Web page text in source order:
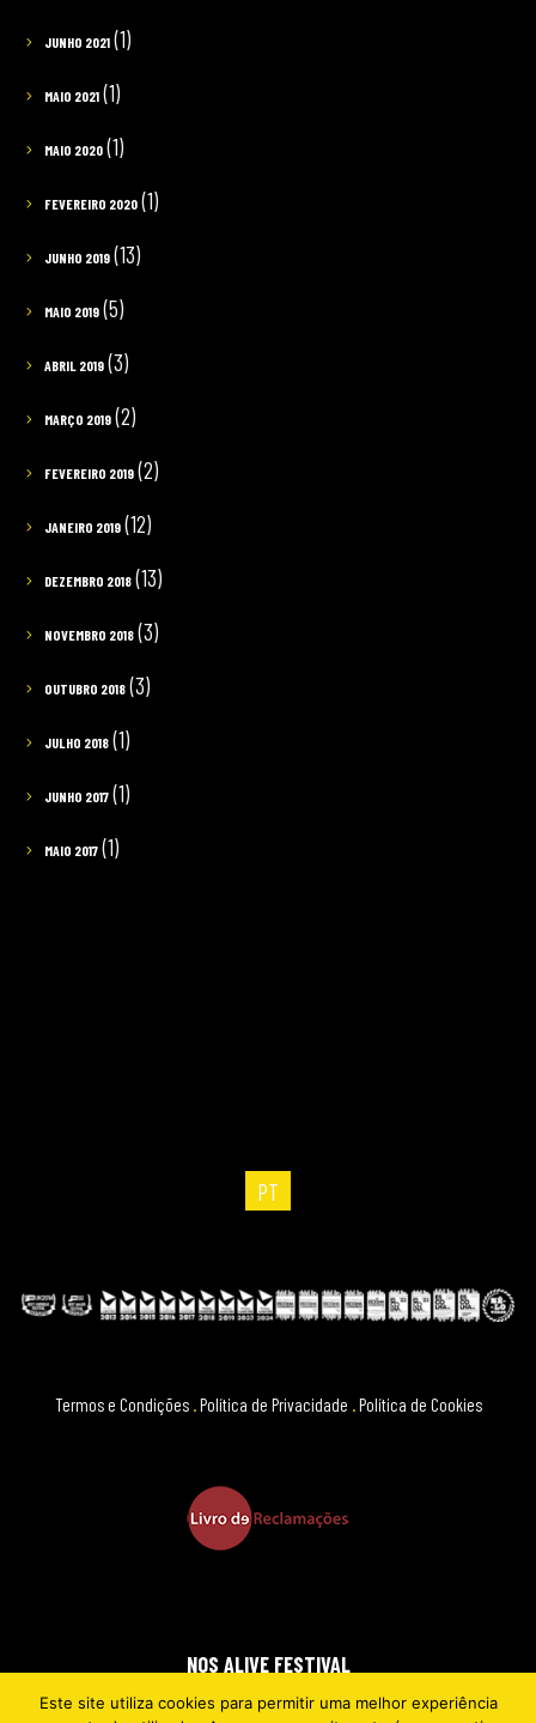
JUNHO 2021(1)
MAIO 2021(1)
MAIO 2020(1)
FEVEREIRO 2020(1)
JUNHO 2019(13)
MAIO 2019(5)
ABRIL 2019(3)
MARÇO 2019(2)
FEVEREIRO 2019(2)
JANEIRO 2019(12)
DEZEMBRO 2018(13)
NOVEMBRO 2018(3)
OUTUBRO 2018(3)
JULHO 2018(1)
JUNHO 2017(1)
MAIO 2017(1)
PT
Termos e Condições Política de Privacidade Política de Cookies
NOS ALIVE FESTIVAL
2026 © EVERYTHING IS NEW
Este site utiliza cookies para permitir uma melhor experiência